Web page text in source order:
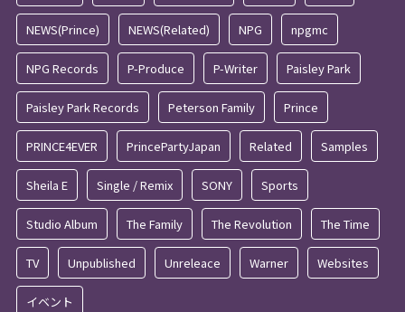
NEWS(Prince) NEWS(Related) NPG npgmc
NPG Records P-Produce P-Writer Paisley Park
Paisley Park Records Peterson Family Prince
PRINCE4EVER PrincePartyJapan Related Samples
Sheila E Single / Remix SONY Sports
Studio Album The Family The Revolution The Time
TV Unpublished Unreleace Warner Websites
イベント